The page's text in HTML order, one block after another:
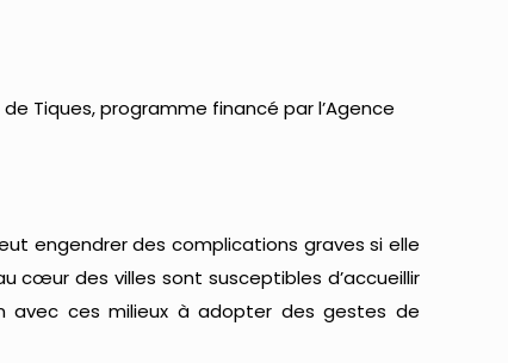
Tiques, programme financé par l’Agence
engendrer des complications graves si elle
cœur des villes sont susceptibles d’accueillir
avec ces milieux à adopter des gestes de